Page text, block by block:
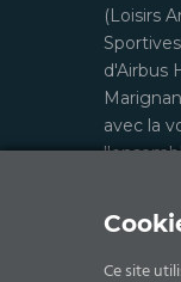
(Loisirs
d'Airbus
avec la
moyen
gestion
Ce site